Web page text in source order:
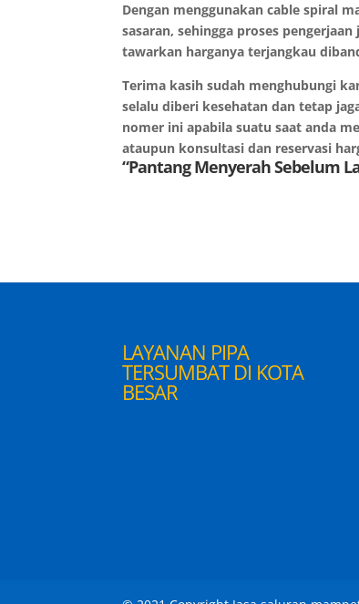
Dengan menggunakan cable spiral
sasaran, sehingga proses
tawarkan harganya terjangkau
Terima kasih sudah menghubungi
selalu diberi kesehatan dan tetap
nomer ini apabila suatu saat anda
ataupun konsultasi dan reservasi
“Pantang Menyerah Sebelum
LAYANAN PIPA
TERSUMBAT DI KOTA
BESAR